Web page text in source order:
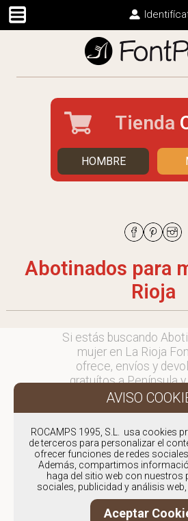
Tienda
HOMBRE
Abotinados para
Rioja
Si estás buscando
mujer en La Rioja
ofrece, envíos y
gratuítos a Península
para otros destinos
en
Los envíos a La Rioja
entre semana se
menos de 48 horas;
realizados en fin de
producto se enviará a
lunes.
ROCAMPS 1995, S.L. usa cookies
de terceros para personalizar el
ofrecer funciones de redes
Además, compartimos
haga del sitio web con nuestros
sociales, publicidad y análisis web,
Aceptar